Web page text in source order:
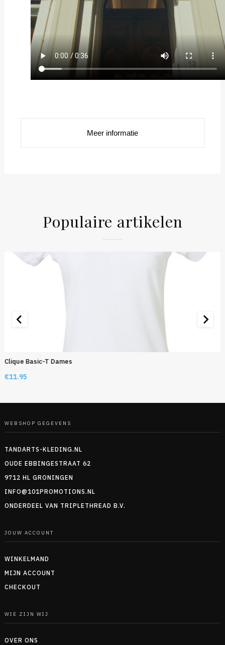
Meer informatie
Populaire artikelen
Clique Basic-T Dames
€11.95
WEBSHOP GEGEVENS
TANDARTS-KLEDING.NL
OUDE EBBINGESTRAAT 62
9712 HL GRONINGEN
INFO@101PROMOTIONS.NL
ONDERDEEL VAN TRIPLETHREAD B.V.
JOUW ACCOUNT
WINKELMAND
MIJN ACCOUNT
CHECKOUT
WIE ZIJN WIJ
OVER ONS